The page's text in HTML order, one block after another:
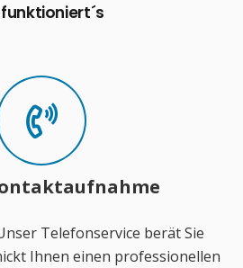
funktioniert´s
Telefonservice berät Sie
Ihnen einen professionellen